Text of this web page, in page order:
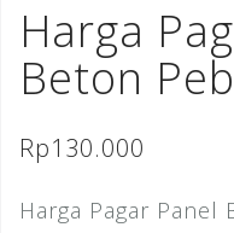
Harga
Beton
Rp130.000
Harga Pagar Panel